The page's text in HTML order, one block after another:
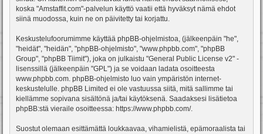
koska "Amstaffit.com"-palvelun käyttö vaatii että hyväksyt nämä ehdot
siinä muodossa, kuin ne on päivitetty tai korjattu.
Keskustelufoorumimme käyttää phpBB-ohjelmistoa, (jälkeenpäin "he",
"heidät", "heidän", "phpBB-ohjelmisto", "www.phpbb.com", "phpBB
Group", "phpBB Tiimit"), joka on julkaistu "General Public License v2" -
lisenssillä (jälkeenpäin "GPL") ja se voidaan ladata osoitteesta
www.phpbb.com. phpBB-ohjelmisto luo vain ympäristön internet-
keskustelulle. phpBB Limited ei ole vastuussa siitä, mitä sallimme tai
kiellämme sopivana sisältönä ja/tai käytöksenä. Saadaksesi lisätietoa
phpBB:stä vieraile osoitteessa: https://www.phpbb.com/.
Suostut olemaan esittämättä loukkaavaa, vihamielistä, epämoraalista tai